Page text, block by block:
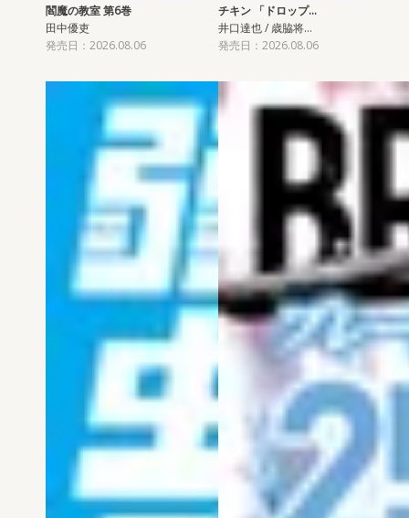
閻魔の教室 第6巻
田中優吏
発売日：2026.08.06
チキン 「ドロップ…
井口達也 / 歳脇将…
発売日：2026.08.06